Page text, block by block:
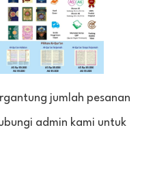
jumlah pesanan
admin kami untuk